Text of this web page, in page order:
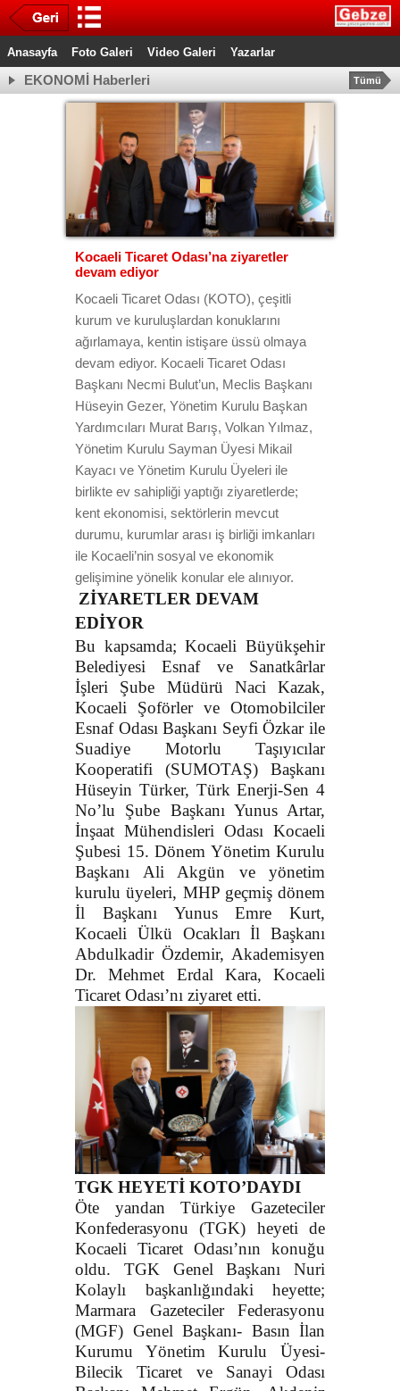
Anasayfa Foto Galeri Video Galeri Yazarlar
EKONOMİ Haberleri Tümü
Kocaeli Ticaret Odası’na ziyaretler
devam ediyor
Kocaeli Ticaret Odası (KOTO), çeşitli
kurum ve kuruluşlardan konuklarını
ağırlamaya, kentin istişare üssü olmaya
devam ediyor. Kocaeli Ticaret Odası
Başkanı Necmi Bulut’un, Meclis Başkanı
Hüseyin Gezer, Yönetim Kurulu Başkan
Yardımcıları Murat Barış, Volkan Yılmaz,
Yönetim Kurulu Sayman Üyesi Mikail
Kayacı ve Yönetim Kurulu Üyeleri ile
birlikte ev sahipliği yaptığı ziyaretlerde;
kent ekonomisi, sektörlerin mevcut
durumu, kurumlar arası iş birliği imkanları
ile Kocaeli’nin sosyal ve ekonomik
gelişimine yönelik konular ele alınıyor.
ZİYARETLER DEVAM
EDİYOR
Bu kapsamda; Kocaeli Büyükşehir
Belediyesi Esnaf ve Sanatkârlar
İşleri Şube Müdürü Naci Kazak,
Kocaeli Şoförler ve Otomobilciler
Esnaf Odası Başkanı Seyfi Özkar ile
Suadiye Motorlu Taşıyıcılar
Kooperatifi (SUMOTAŞ) Başkanı
Hüseyin Türker, Türk Enerji-Sen 4
No’lu Şube Başkanı Yunus Artar,
İnşaat Mühendisleri Odası Kocaeli
Şubesi 15. Dönem Yönetim Kurulu
Başkanı Ali Akgün ve yönetim
kurulu üyeleri, MHP geçmiş dönem
İl Başkanı Yunus Emre Kurt,
Kocaeli Ülkü Ocakları İl Başkanı
Abdulkadir Özdemir, Akademisyen
Dr. Mehmet Erdal Kara, Kocaeli
Ticaret Odası’nı ziyaret etti.
TGK HEYETİ KOTO’DAYDI
Öte yandan Türkiye Gazeteciler
Konfederasyonu (TGK) heyeti de
Kocaeli Ticaret Odası’nın konuğu
oldu. TGK Genel Başkanı Nuri
Kolaylı başkanlığındaki heyette;
Marmara Gazeteciler Federasyonu
(MGF) Genel Başkanı- Basın İlan
Kurumu Yönetim Kurulu Üyesi-
Bilecik Ticaret ve Sanayi Odası